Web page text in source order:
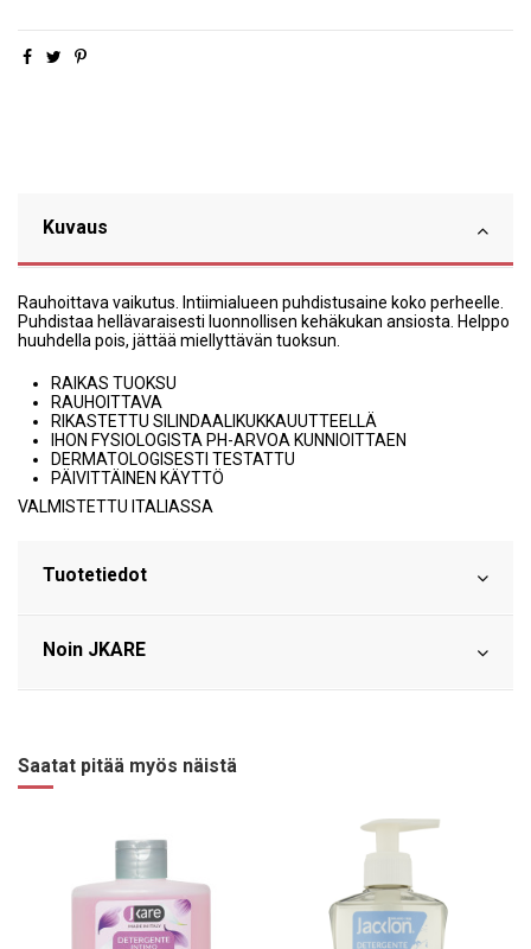
Kuvaus
Rauhoittava vaikutus. Intiimialueen puhdistusaine koko perheelle.
Puhdistaa hellävaraisesti luonnollisen kehäkukan ansiosta. Helppo
huuhdella pois, jättää miellyttävän tuoksun.
RAIKAS TUOKSU
RAUHOITTAVA
RIKASTETTU SILINDAALIKUKKAUUTTEELLÄ
IHON FYSIOLOGISTA PH-ARVOA KUNNIOITTAEN
DERMATOLOGISESTI TESTATTU
PÄIVITTÄINEN KÄYTTÖ
VALMISTETTU ITALIASSA
Tuotetiedot
Noin JKARE
Saatat pitää myös näistä